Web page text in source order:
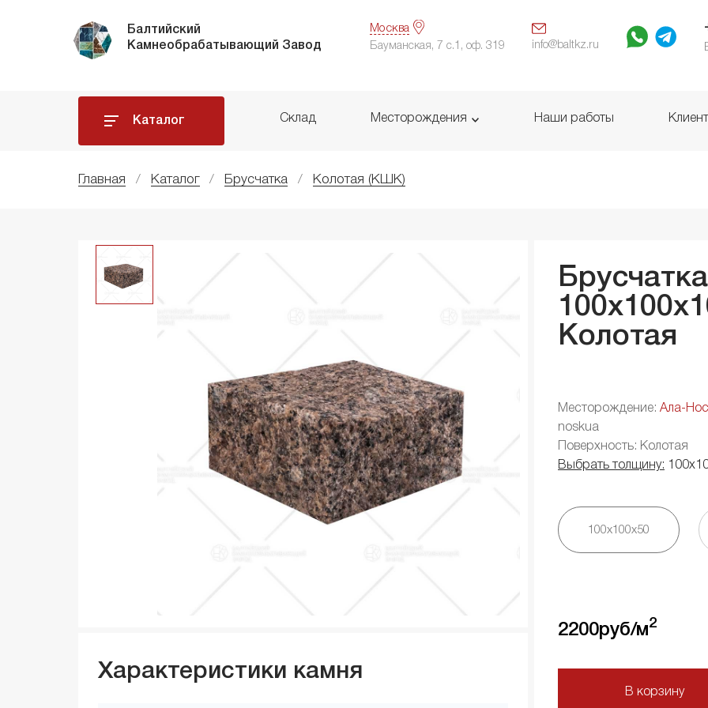
Балтийский
Камнеобрабатывающий Завод
Москва
Бауманская, 7 с.1, оф. 319 info@baltkz.ru
Каталог Склад Месторождения Наши работы
Главная Каталог Брусчатка Колотая (КШК)
100x100x
Колотая
Месторождение: Ала-
noskua
Поверхность: Колотая
Выбрать толщину:
100х100х50
2200руб/м2
В корзину
Характеристики камня